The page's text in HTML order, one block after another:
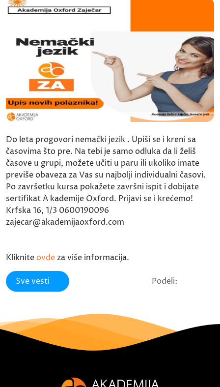
Do leta progovori nemački jezik . Upiši se i kreni sa
časovima što pre. Na tebi je samo odluka da li želiš
časove u grupi, možete učiti u paru ili ukoliko imate
previše obaveza za Vas su najbolji individualni časovi.
Po završetku kursa pokažete završni ispit i dobijate
sertifikat A kademije Oxford. Prijavi se i krećemo!
Krfska 16, 1/3 0600190096
zajecar@akademijaoxford.com
Kliknite ovde za više informacija.
Sve vesti Podeli: